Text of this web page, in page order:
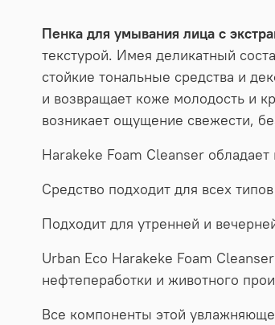
Пенка для умывания лица с
текстурой. Имея деликатный
стойкие тональные средства и
и возвращает коже молодость и
возникает ощущение свежести,
Harakeke Foam Cleanser
Средство подходит для всех
Подходит для утренней и
Urban Eco Harakeke Foam
нефтепеработки и животного
Все компоненты этой